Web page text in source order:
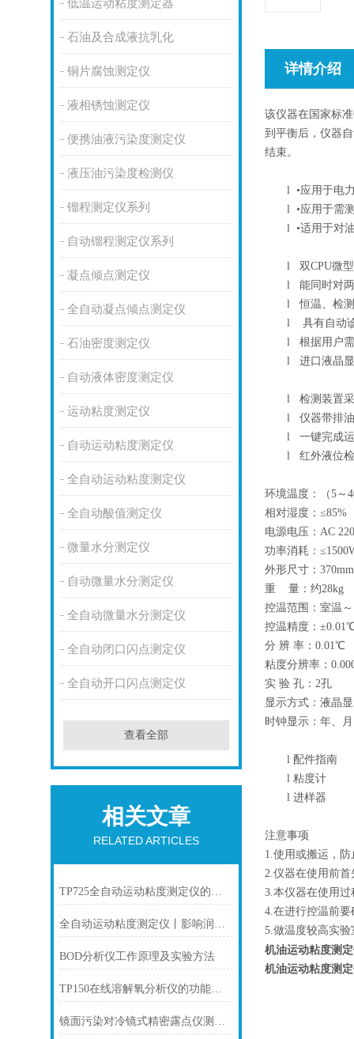
低温运动粘度测定器
石油及合成液抗乳化
铜片腐蚀测定仪
液相锈蚀测定仪
便携油液污染度测定仪
液压油污染度检测仪
镏程测定仪系列
自动镏程测定仪系列
凝点倾点测定仪
全自动凝点倾点测定仪
石油密度测定仪
自动液体密度测定仪
运动粘度测定仪
自动运动粘度测定仪
全自动运动粘度测定仪
全自动酸值测定仪
微量水分测定仪
自动微量水分测定仪
全自动微量水分测定仪
全自动闭口闪点测定仪
全自动开口闪点测定仪
查看全部
相关文章
RELATED ARTICLES
TP725全自动运动粘度测定仪的使用方法及操作步骤
全自动运动粘度测定仪丨影响润滑油粘度的主要因素是什么？
BOD分析仪工作原理及实验方法
TP150在线溶解氧分析仪的功能特点
镜面污染对冷镜式精密露点仪测量的影响
详情介绍
该仪器在国家标
到平衡后，仪器
结束。
l •应用于电
l •应用于需
l •适用于对
l
双CPU微
l
能同时对
l
恒温、检
l
具有自动
l
根据用户
l
进口液晶
l
检测装置
l
仪器带排
l
一键完成
l
红外液位
环境温度：（5～
相对湿度：≤85%
电源电压：AC
功率消耗：
外形尺寸：
重 量：约28kg
控温范围：室温
控温精度：
分 辨 率：0.01℃
粘度分辨率：
实 验 孔：2孔
显示方式：液晶
时钟显示：年、
l 配件指南
l 粘度计
l 进样器
注意事项
1.使用或搬运，
2.仪器在使用前
3.本仪器在使用
4.在进行控温前
5.做温度较高实
机油运动粘度测
机油运动粘度测